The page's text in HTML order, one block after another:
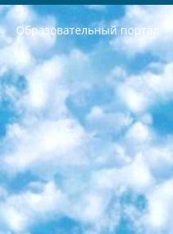
Образовательный портал
РЕСПУБЛИКА УЗБЕКИСТАН МИНИСТРЕРСТВО ДОШКОЛЬНОГО И ШКОЛЬНОГО ОБРАЗОВАНИЯ КОМАНДА в общеобразовательных учреждениях в 2023-2024 учебном году организация и проведение итоговой государственной аттестации обучающихся о Министра дошкольного и школьного образования Республики Узбекистан от 4 марта 2008 года (постановлением Минюста от 20 марта 2008 года № 1778 государственной регистрации) «Итоговое состояние учащихся общего среднего образования на основании положения об утверждении положения об аттестации общего среднего образования выпускной экзамен студентов в образовательных учреждениях в 2023-2024 учебном году В целях организации и прохождения аттестации приказываю: 1. Следующее: перечень предметов, по которым будет проводиться итоговая государственная аттестация и экзамен формы перевода согласно приложению 1; сертификаты международного образца, оценивающие уровень владения иностранными языками перечень согласно приложению 2; 2. Педагогический при специализированных образовательных учреждениях. научно-практический центр квалификации и международной оценки (Д.Давидова) 2024 г. До 25 марта: задания по предметам, по которым будет проводиться итоговая аттестация разработка и утверждение технических условий; итоговая аттестация на основании разработанного предметного задания разработка вопросов по предметам (устно и письменно), экзамен передача; общеобразовательные средние школы и специальные учебные заведения учащиеся выпускных классов школ и интернатов в агентской системе подготовка базы данных экзаменационных материалов и критериев оценки; перевод базы экзаменационных материалов на все языки обучения подать в Республиканский образовательный центр для изготовления; варианты экзаменов на основе разработанных контрольных материалов пусть будут поставлены задачи формирования. 3. Республиканский образовательный центр (Ш.Худайкулов) до 5 апреля 2024 года. до: база данных предоставленных экзаменационных материалов на все языки обучения перевод и экспертиза; для слепых, слабовидящих, глухих, слабослышащих и умственно отсталых детей учащиеся выпускных классов специализированных школ и школ-интернатов база данных экзаменационных материалов на всех преподаваемых языках подготовка критериев оценки; специализированные школы для умственно отсталых детей и технологии для учащихся выпускных классов школ-интернатов разработка соответствующих рекомендаций и критериев проведения ЕГЭ по естествознанию давать задания. 4. Педагогический при специализированных образовательных учреждениях. Научно-практический центр навыков и международной оценки (Д.Давидова), Республика образовательный центр (Худайкулов Ш.) итоговый государственный аттестационный экзамен ориентирован на творческое и логическое мышление при подготовке базы материалов учитывать введение заданий. 5. Следует отметить, что: сертификат государственного образца о знании общеобразовательного предмета и как минимум национальный уровень B1 по предметам на иностранных языках, указанным в Приложении 2. или международно признанный сертификат эквивалентного уровня студенты, изучающие определенный предмет, освобождаются от экзамена; по соответствующим предметам запланирована итоговая государственная аттестация за день до дня, путем жеребьевки Рабочей группой (в письменной форме по предметам, проводимым в форме) из числа сформированных вариантов выбрано 2 варианта; 2 выбранных варианта экзамена анонсированы на официальном сайте министерства и все выпускники по всей стране на основе этих вариантов проводит итоговую государственную аттестацию. 6. Государственное образование учащихся средних общеобразовательных учреждений. знания в соответствии с квалификационными требованиями, которые необходимо приобрести на основании стандартов итоговый (выпускной) контроль для 9 и 11 классов в целях тестирования Экзамены (далее – экзамены) состоят из предметов, перечисленных в приложении 1. будет сделано. 7. Экзамены пройдут с 26 мая по 15 июня 2024 г. (кроме науки физического воспитания). 8. Физическая для учащихся 9 классов общесредних образовательных учреждений. Экзамены по предмету «Образование, квалификация медицина» 1-6 мая 2024 года. сотрудники перевести под присмотр (с отклонениями в физическом или умственном развитии) специализированная школа для детей, школы-интернаты и со сколиозом школы-интернаты санаторного типа для больных детей исключены). 9. Он был слепым, слабовидящим и имел нарушения опорно-двигательного аппарата. экзамены в специализированных школах и интернатах для детей должны проводиться исходя из требований, предъявляемых к общеобразовательным учреждениям (физкультура кроме науки). 10. Специализированная школа для глухих и слабослышащих детей. и экзамены в интернатах и быть реализован в виде письменного теста по математике. 11. Специальность для умственно отсталых детей. Для 9 класса Родной язык и литературное письмо Государственный язык (язык обучения – узбекский). для неклассов) написано Математическое письмо Письменная/устная история Узбекистана Физическое воспитание практично Итоговый контроль Для 11 класса Написание родного языка и литературы (эссе) Математическое письмо Узбекский язык (обучение на узбекском языке) не посещающее общее среднее образование для учреждений)/Образовательное учреждение выбор письменный и устный Иностранный язык письменный/устный Письменная/устная история Узбекистана *По выбору студента:  Химия  Физика  Основы государственного права  География 10 бесплатных образовательных ресурсов - Мы составили подборку онлайн-проектов с интерактивными упражнениями, видеолекциями и статьями. Они помогут вам обрести новые и освежить старые знания бесплатно. 1. «ИНТУИТ» Старейшая образовательная площадка Рунета. Здесь вы